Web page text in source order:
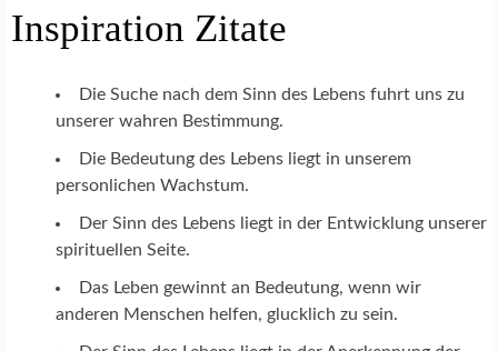
Inspiration Zitate
Die Suche nach dem Sinn des Lebens fuhrt uns zu
unserer wahren Bestimmung.
Die Bedeutung des Lebens liegt in unserem
personlichen Wachstum.
Der Sinn des Lebens liegt in der Entwicklung unserer
spirituellen Seite.
Das Leben gewinnt an Bedeutung, wenn wir
anderen Menschen helfen, glucklich zu sein.